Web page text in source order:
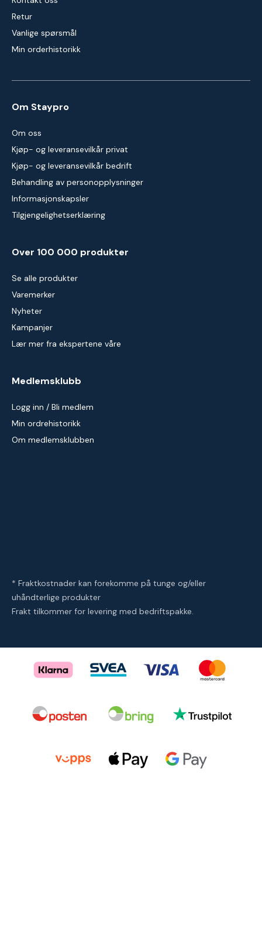
Retur
Vanlige spørsmål
Min orderhistorikk
Om Staypro
Om oss
Kjøp- og leveransevilkår privat
Kjøp- og leveransevilkår bedrift
Behandling av personopplysninger
Informasjonskapsler
Tilgjengelighetserklæring
Over 100 000 produkter
Se alle produkter
Varemerker
Nyheter
Kampanjer
Lær mer fra ekspertene våre
Medlemsklubb
Logg inn / Bli medlem
Min ordrehistorikk
Om medlemsklubben
* Fraktkostnader kan forekomme på tunge og/eller
uhåndterlige produkter
Frakt tilkommer for levering med bedriftspakke.